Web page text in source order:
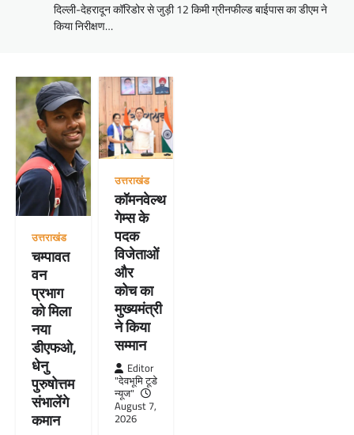
दिल्ली-देहरादून कॉरिडोर से जुड़ी 12 किमी ग्रीनफील्ड बाईपास का डीएम ने
किया निरीक्षण…
उत्तराखंड
चम्पावत
वन
प्रभाग
को मिला
नया
डीएफओ,
धेनु
पुरुषोत्तम
संभालेंगे
कमान
उत्तराखंड
कॉमनवेल्थ
गेम्स के
पदक
विजेताओं
और
कोच का
मुख्यमंत्री
ने किया
सम्मान
Editor
"देवभूमि टूडे
न्यूज"
August 7,
2026